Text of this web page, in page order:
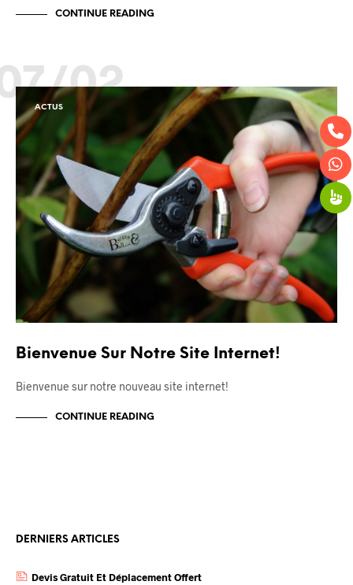
CONTINUE READING
02
ACTUS
Bienvenue Sur Notre Site Internet!
Bienvenue sur notre nouveau site internet!
CONTINUE READING
DERNIERS ARTICLES
Devis Gratuit Et Déplacement Offert